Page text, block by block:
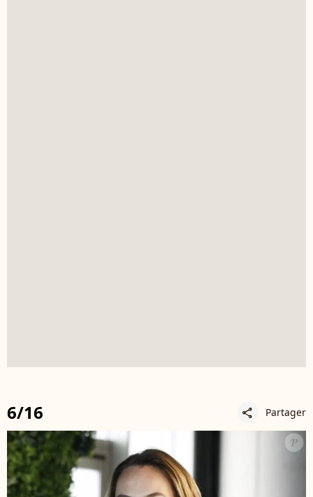
6/16 share Partager